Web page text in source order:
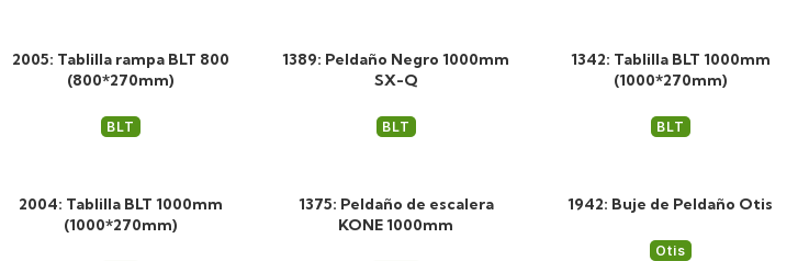
2005: Tablilla rampa BLT 800
(800*270mm)
BLT
1389: Peldaño Negro 1000mm
SX-Q
BLT
1342: Tablilla BLT 1000mm
(1000*270mm)
BLT
2004: Tablilla BLT 1000mm
(1000*270mm)
1375: Peldaño de escalera
KONE 1000mm
1942: Buje de Peldaño Otis
Otis